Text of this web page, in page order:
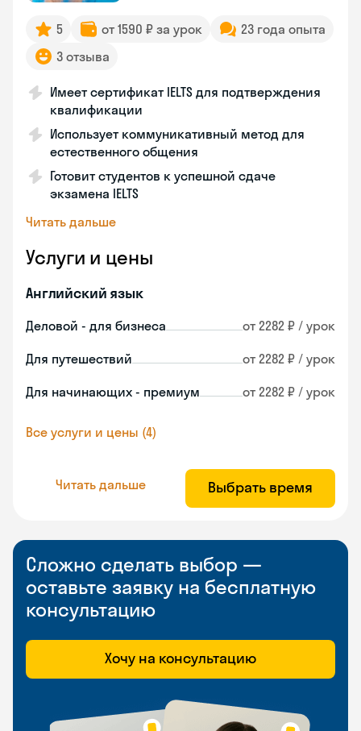
5 от 1590 ₽ за урок
23 года опыта
3 отзыва
Имеет сертификат IELTS для подтверждения
квалификации
Использует коммуникативный метод для
естественного общения
Готовит студентов к успешной сдаче
экзамена IELTS
Читать дальше
Услуги и цены
Английский язык
Деловой - для бизнеса от 2282 ₽ / урок
Для путешествий от 2282 ₽ / урок
Для начинающих - премиум от 2282 ₽ / урок
Все услуги и цены (4)
Читать дальше Выбрать время
Сложно сделать выбор —
оставьте заявку на бесплатную
консультацию
Хочу на консультацию